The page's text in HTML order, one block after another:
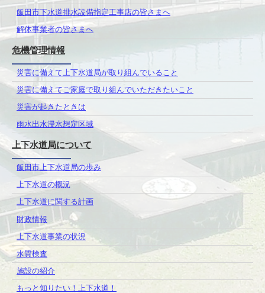
飯田市下水道排水設備指定工事店の皆さまへ
解体事業者の皆さまへ
危機管理情報
災害に備えて上下水道局が取り組んでいること
災害に備えてご家庭で取り組んでいただきたいこと
災害が起きたときは
雨水出水浸水想定区域
上下水道局について
飯田市上下水道局の歩み
上下水道の概況
上下水道に関する計画
財政情報
上下水道事業の状況
水質検査
施設の紹介
もっと知りたい！上下水道！